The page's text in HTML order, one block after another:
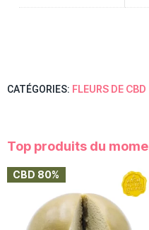
CATÉGORIES: FLEURS DE CBD
Top produits du
CBD 80%